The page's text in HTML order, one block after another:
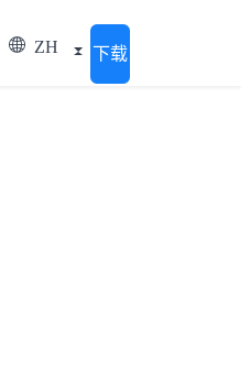
ZH 下载